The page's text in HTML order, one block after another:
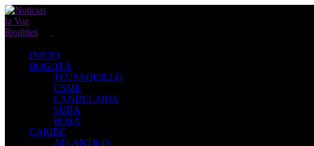
INICIO
BOGOTÁ
TEUSAQUILLO
USME
CANDELARIA
SUBA
BOSA
CARIBE
ATLANTICO